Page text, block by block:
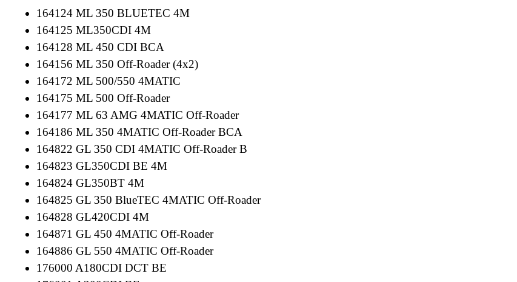
164124 ML 350 BLUETEC 4M
164125 ML350CDI 4M
164128 ML 450 CDI BCA
164156 ML 350 Off-Roader (4x2)
164172 ML 500/550 4MATIC
164175 ML 500 Off-Roader
164177 ML 63 AMG 4MATIC Off-Roader
164186 ML 350 4MATIC Off-Roader BCA
164822 GL 350 CDI 4MATIC Off-Roader B
164823 GL350CDI BE 4M
164824 GL350BT 4M
164825 GL 350 BlueTEC 4MATIC Off-Roader
164828 GL420CDI 4M
164871 GL 450 4MATIC Off-Roader
164886 GL 550 4MATIC Off-Roader
176000 A180CDI DCT BE